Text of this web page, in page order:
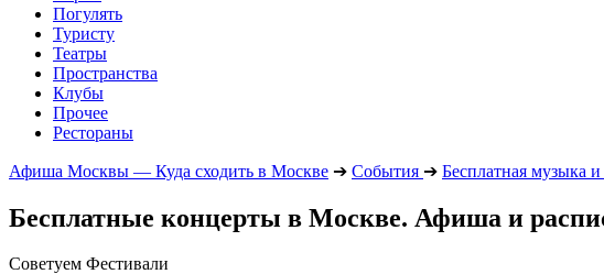
Погулять
Туристу
Театры
Пространства
Клубы
Прочее
Рестораны
Афиша Москвы — Куда сходить в Москве ➔ События ➔ Бесплатная музыка
Бесплатные концерты в Москве. Афиша и
Советуем Фестивали